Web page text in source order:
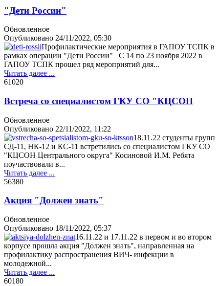
"Дети России"
Обновленное
Опубликовано 24/11/2022, 05:30
Профилактические мероприятия в ГАПОУ ТСПК в
рамках операции "Дети России" С 14 по 23 ноября 2022 в
ГАПОУ ТСПК прошел ряд мероприятий для...
Читать далее ...
61020
Встреча со специалистом ГКУ СО "КЦСОН
Обновленное
Опубликовано 22/11/2022, 11:22
18.11.22 студенты групп
СД-11, НК-12 и КС-11 встретились со специалистом ГКУ СО
"КЦСОН Центрального округа" Косиновой И.М. Ребята
поучаствовали в...
Читать далее ...
56380
Акция "Должен знать"
Обновленное
Опубликовано 18/11/2022, 05:37
16.11.22 и 17.11.22 в первом и во втором
корпусе прошла акция "Должен знать", направленная на
профилактику распространения ВИЧ- инфекции в
молодежной...
Читать далее ...
60180